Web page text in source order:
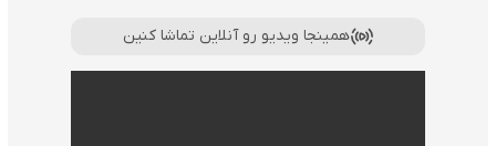
همینجا ویدیو رو آنلاین تماشا کنین